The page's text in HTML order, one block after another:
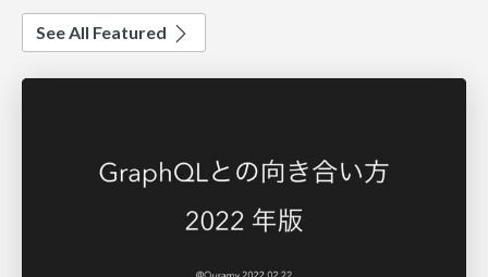
See All Featured